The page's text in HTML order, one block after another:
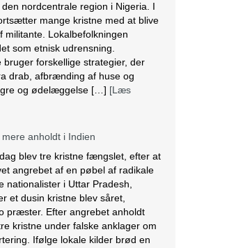
nordcentrale region i Nigeria. I
mange kristne med at blive
militante. Lokalbefolkningen
som etnisk udrensning.
bruger forskellige strategier, der
drab, afbrænding af huse og
og ødelæggelse […] [Læs
anholdt i Indien
blev tre kristne fængslet, efter at
angrebet af en pøbel af radikale
nationalister i Uttar Pradesh,
et dusin kristne blev såret,
præster. Efter angrebet anholdt
kristne under falske anklager om
Ifølge lokale kilder brød en